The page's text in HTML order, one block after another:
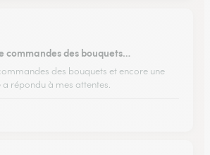
commandes des bouquets…
des bouquets et encore une
répondu à mes attentes.